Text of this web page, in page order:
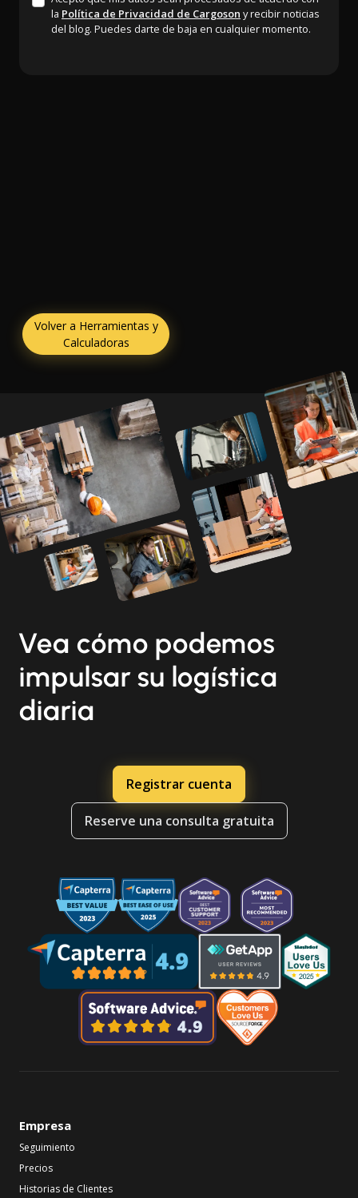
la Política de Privacidad de Cargoson y recibir noticias
del blog. Puedes darte de baja en cualquier momento.
Volver a Herramientas y
Calculadoras
Vea cómo podemos
impulsar su logística
diaria
Registrar cuenta
Reserve una consulta gratuita
Empresa
Seguimiento
Precios
Historias de Clientes